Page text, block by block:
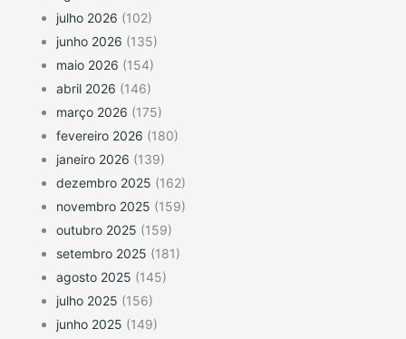
julho 2026 (102)
junho 2026 (135)
maio 2026 (154)
abril 2026 (146)
março 2026 (175)
fevereiro 2026 (180)
janeiro 2026 (139)
dezembro 2025 (162)
novembro 2025 (159)
outubro 2025 (159)
setembro 2025 (181)
agosto 2025 (145)
julho 2025 (156)
junho 2025 (149)